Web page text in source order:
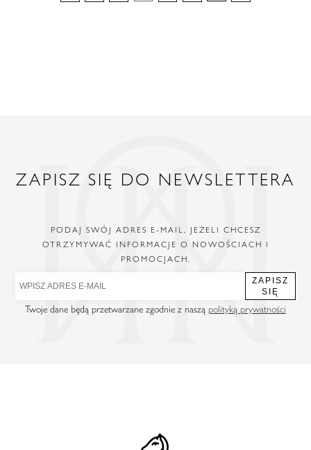
ZAPISZ SIĘ DO NEWSLETTERA
PODAJ SWÓJ ADRES E-MAIL, JEŻELI CHCESZ
OTRZYMYWAĆ INFORMACJE O NOWOŚCIACH I
PROMOCJACH.
ZAPISZ
SIĘ
Twoje dane będą przetwarzane zgodnie z naszą polityką prywatności